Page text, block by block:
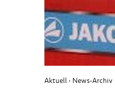
Aktuell › News-Archiv